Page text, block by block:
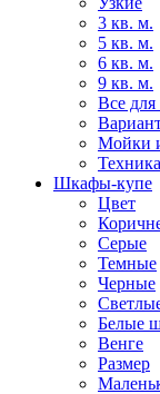
3 кв. м.
5 кв. м.
6 кв. м.
9 кв. м.
Все
Мойки
Шкафы-купе
Цвет
Серые
Темные
Черные
Белые
Венге
Размер